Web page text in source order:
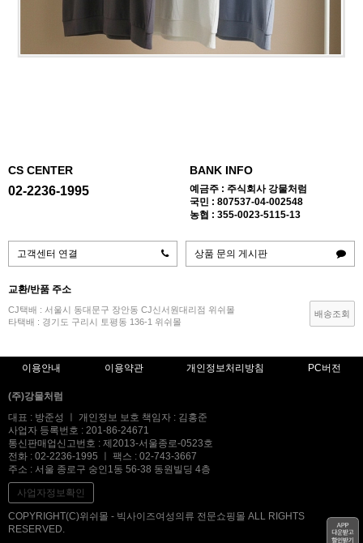
CS CENTER
02-2236-1995
BANK INFO
예금주 : 주식회사 강물처럼
국민 : 807537-04-002548
농협 : 355-0023-5115-13
고객센터 연결 상품 문의 게시판
교환/반품 주소
CJ택배 : 서울시 동대문구 장안동 CJ신서원대리점 위쉬몰
타택배 : 경기도 구리시 토평동 136-1 위쉬몰
배송조회
이용안내 이용약관 개인정보처리방침 PC버전
(주)강물처럼
대표 : 방준성 ㅣ 개인정보 보호 책임자 : 김홍준
사업자 등록번호 : 201-86-24671
통신판매업신고번호 : 제2013-서울종로-0523호
전화 : 02-2236-1995 ㅣ 팩스 : 02-743-3667
주소 : 서울 종로구 숭인1동 56-38 동원빌딩 4층
사업자정보확인
COPYRIGHT(C)위쉬몰 - 빅사이즈여성의류 전문쇼핑몰 ALL RIGHTS
RESERVED.